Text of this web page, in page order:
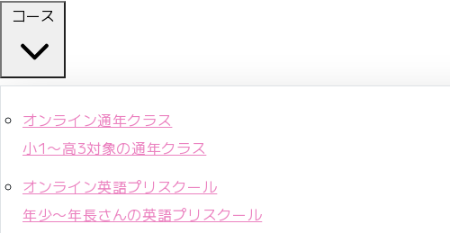
コース
オンライン通年クラス
小1〜高3対象の通年クラス
オンライン英語プリスクール
年少〜年長さんの英語プリスクール